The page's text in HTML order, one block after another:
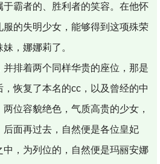
于霸者的、胜利者的笑容。在他怀
的失明少女，能够得到这项殊荣
，娜娜莉了。
排着两个同样华贵的座位，那是
恢复了本名的cc，以及曾经的中
位容貌绝色，气质高贵的少女，
后面再过去，自然便是各位皇妃
，为列位的，自然便是玛丽安娜